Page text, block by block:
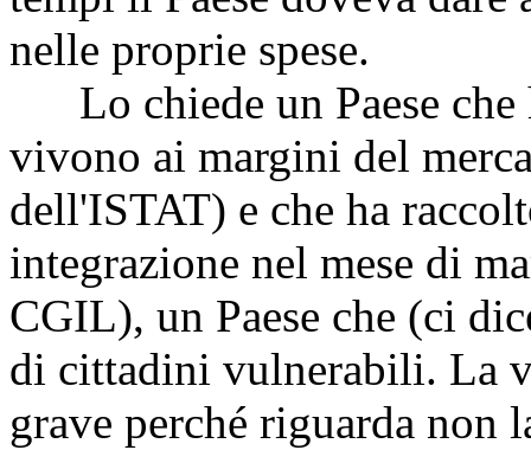
nelle proprie spese.
Lo chiede un Paese
vivono ai margini del
dell'ISTAT) e che ha
integrazione nel mese di
CGIL), un Paese che (ci
di cittadini vulnerabili. La
grave perché riguarda